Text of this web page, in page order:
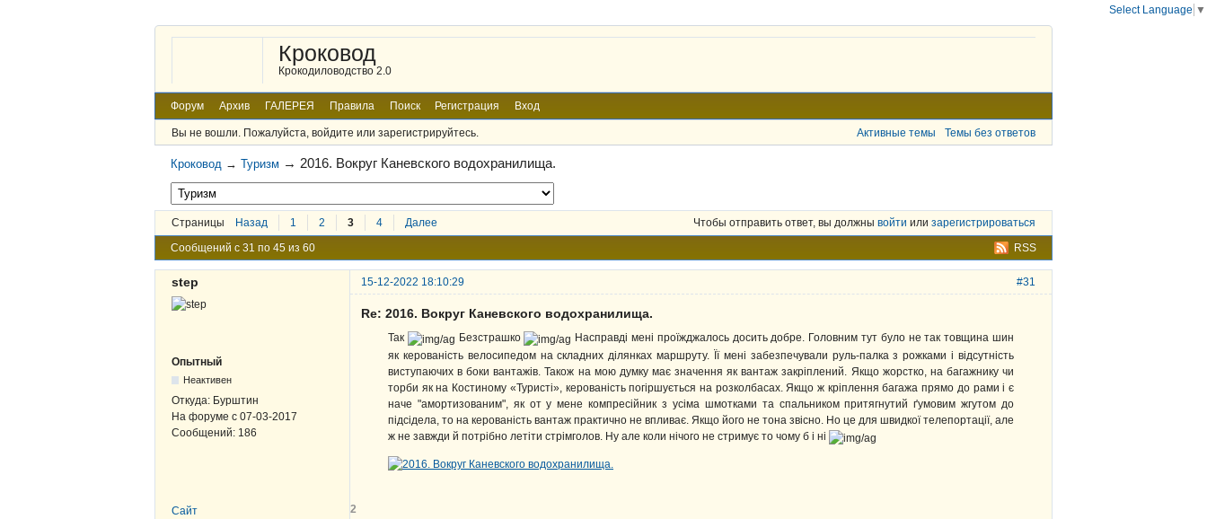
Кроковод
Крокодиловодство 2.0
Форум Архив ГАЛЕРЕЯ Правила Поиск Регистрация Вход
Вы не вошли. Пожалуйста, войдите или зарегистрируйтесь. Активные темы Темы без ответов
Кроковод →Туризм → 2016. Вокруг Каневского водохранилища.
Страницы Назад 1 2 3 4 Далее Чтобы отправить ответ, вы должны войти или зарегистрироваться
RSS
Сообщений с 31 по 45 из 60
#31
step 15-12-2022 18:10:29
Опытный
Неактивен
Откуда: Бурштин
На форуме с 07-03-2017
Сообщений: 186
Re: 2016. Вокруг Каневского водохранилища.
Так Безстрашко
Насправді мені проїжджалось досить добре. Головним тут було не так товщина шин
як керованість велосипедом на складних ділянках маршруту. Її мені забезпечували руль-палка з рожками і відсутність
виступаючих в боки вантажів. Також на мою думку має значення як вантаж закріплений. Якщо жорстко, на багажнику чи
торби як на Костиному «Туристі», керованість погіршується на розколбасах. Якщо ж кріплення багажа прямо до рами і є
наче "амортизованим", як от у мене компресійник з усіма шмотками та спальником притягнутий ґумовим жгутом до
підсідела, то на керованість вантаж практично не впливає. Якщо його не тона звісно. Но це для швидкої телепортації, але
ж не завжди й потрібно летіти стрімголов. Ну але коли нічого не стримує то чому б і ні
Сайт 2
Select Language ▼